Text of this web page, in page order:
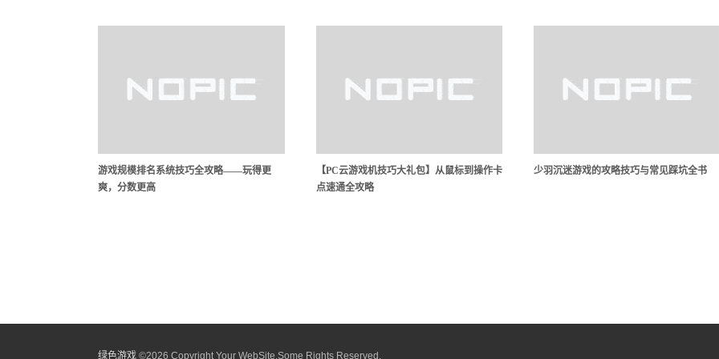
游戏规模排名系统技巧全攻略——玩得更
爽，分数更高
【PC云游戏机技巧大礼包】从鼠标到操作卡
点速通全攻略
少羽沉迷游戏的攻略技巧与常见踩坑全书
绿色游戏 ©2026 Copyright Your WebSite.Some Rights Reserved.